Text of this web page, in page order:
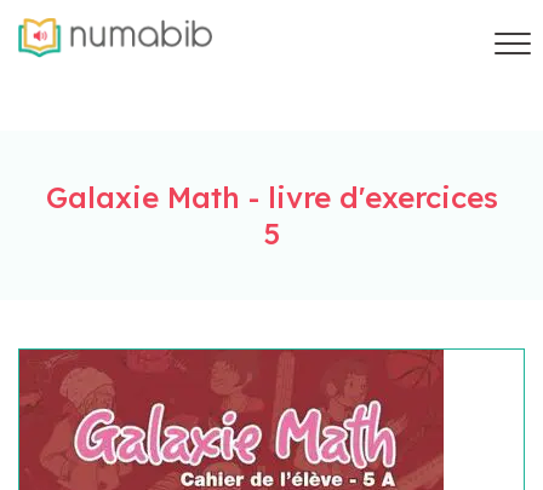
Galaxie Math - livre d'exercices
5